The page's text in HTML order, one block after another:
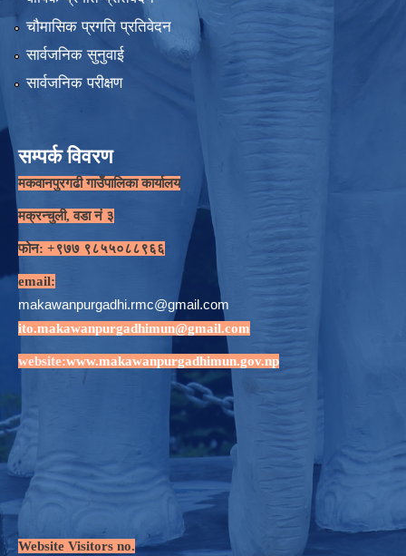
चौमासिक प्रगति प्रतिवेदन
सार्वजनिक सुनुवाई
सार्वजनिक परीक्षण
सम्पर्क विवरण
मकवानपुरगढी गाउँपालिका कार्यालय
मक्रन्चुली, वडा नं ३
फोन: +९७७ ९८५५०८८९६६
email:
makawanpurgadhi.rmc@gmail.com
ito.makawanpurgadhimun@gmail.com
website:www.makawanpurgadhimun.gov.np
Website Visitors no.